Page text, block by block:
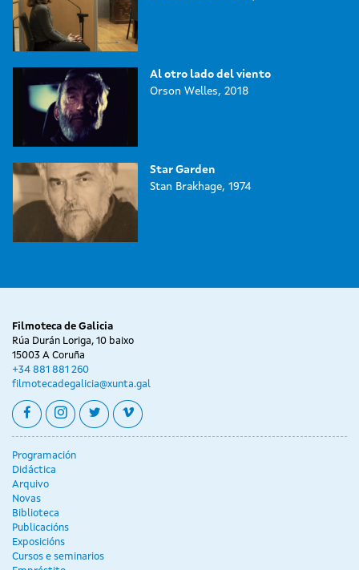
Al otro lado del viento
Orson Welles, 2018
Star Garden
Stan Brakhage, 1974
Filmoteca de Galicia
Rúa Durán Loriga, 10 baixo
15003 A Coruña
+34 881 881 260
filmotecadegalicia@xunta.gal
facebookinstagram
twittervimeo
Programación
Didáctica
Arquivo
Novas
Biblioteca
Publicacións
Exposicións
Cursos e seminarios